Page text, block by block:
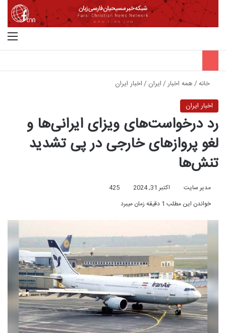
خانه/همه اخبار/ایران /اخبار ایران
اخبار ایران
رد درخواست‌های ویزای ایرانی‌ها و
لغو پروازهای خارجی در پی تشدید
تنش‌ها
مدیر سایت اکتبر 31, 2024
425
خواندن این مطلب 1 دقیقه زمان میبرد